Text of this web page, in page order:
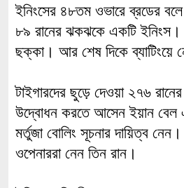
ইনিংসের ৪৮তম ওভারে ব্রডের
৮৯ রানের ঝকঝকে একটি ইনিংস।
ছক্কা। আর শেষ দিকে ব্যাটিংয়ে
টাইগারদের ছুড়ে দেওয়া ২৭৬ রানের
উদ্বোধন করতে আসেন ইয়ান বেল
মর্তুজা বোলিং সূচনার দায়িত্ব
ওপেনাররা নেন তিন রান।